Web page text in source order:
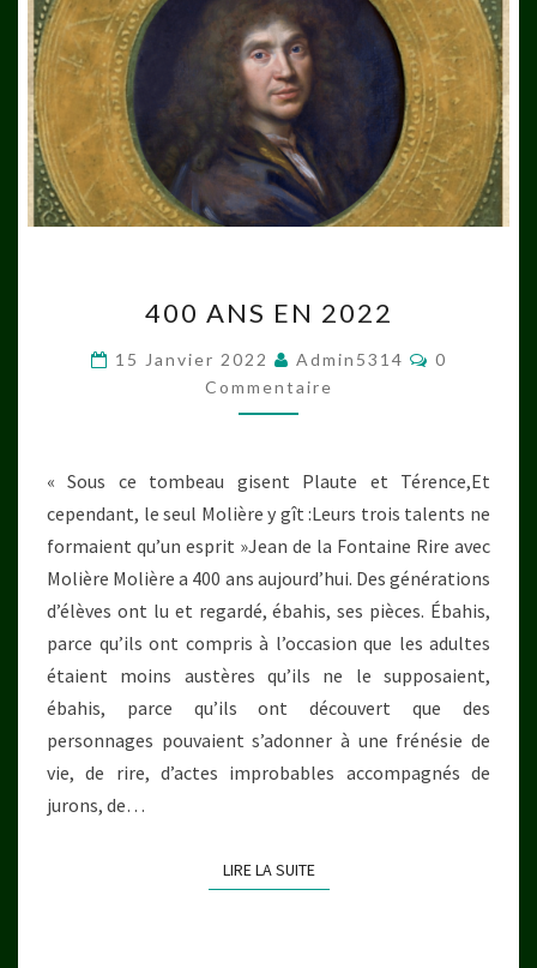
ANS
EN
2022
400 ANS EN 2022
15 Janvier 2022 Admin5314
0
Commentaire
« Sous ce tombeau gisent Plaute et Térence,Et
cependant, le seul Molière y gît :Leurs trois talents ne
formaient qu’un esprit »Jean de la Fontaine Rire avec
Molière Molière a 400 ans aujourd’hui. Des générations
d’élèves ont lu et regardé, ébahis, ses pièces. Ébahis,
parce qu’ils ont compris à l’occasion que les adultes
étaient moins austères qu’ils ne le supposaient,
ébahis, parce qu’ils ont découvert que des
personnages pouvaient s’adonner à une frénésie de
vie, de rire, d’actes improbables accompagnés de
jurons, de…
LIRE LA SUITELIRE LA SUITE